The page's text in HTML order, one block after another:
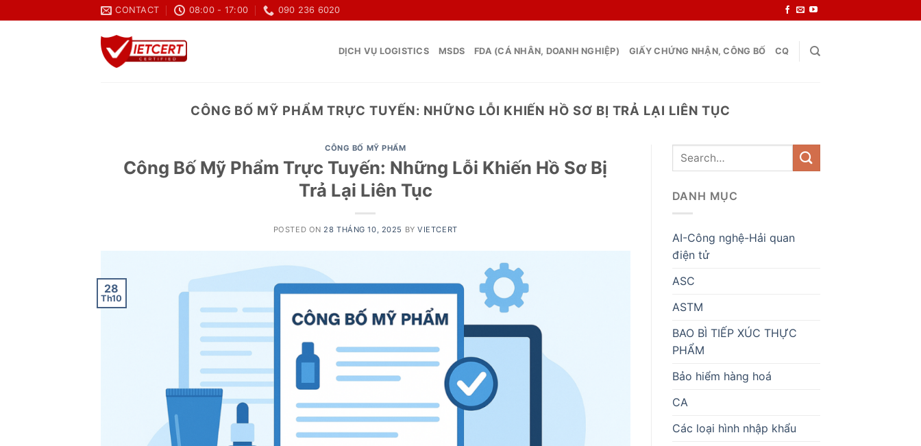
to
CONTACT 08:00 - 17:00 090 236 6020
DỊCH VỤ LOGISTICS MSDS FDA (CÁ NHÂN, DOANH NGHIỆP) GIẤY CHỨNG NHẬN, CÔNG BỐ CQ
CÔNG BỐ MỸ PHẨM TRỰC TUYẾN: NHỮNG LỖI KHIẾN HỒ SƠ BỊ TRẢ LẠI LIÊN TỤC
CÔNG BỐ MỸ PHẨM
Công Bố Mỹ Phẩm Trực Tuyến: Những Lỗi Khiến Hồ Sơ Bị
Trả Lại Liên Tục
POSTED ON 28 THÁNG 10, 2025 BYVIETCERT
28
Th10
DANH MỤC
AI-Công nghệ-Hải quan
điện tử
ASC
ASTM
BAO BÌ TIẾP XÚC THỰC
PHẨM
Bảo hiểm hàng hoá
CA
Các loại hình nhập khẩu